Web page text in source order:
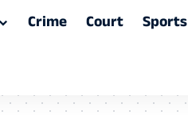
Crime Court
Sports